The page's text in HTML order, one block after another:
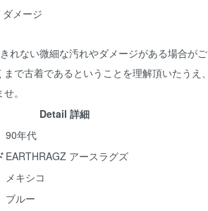
メージ
れない微細な汚れやダメージがある場合が
まで古着であるということを理解頂いたうえ
。
Detail 詳細
90年代
EARTHRAGZ アースラグズ
メキシコ
ブルー